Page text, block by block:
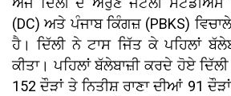
(DC) ਅਤੇ ਪੰਜਾਬ ਕਿੰਗਜ਼ (PBKS)
ਹੈ। ਦਿੱਲੀ ਨੇ ਟਾਸ ਜਿੱਤ ਕੇ ਪਹਿਲਾਂ
ਕੀਤਾ। ਪਹਿਲਾਂ ਬੱਲੇਬਾਜ਼ੀ ਕਰਦੇ ਹੋਏ
152 ਦੌੜਾਂ ਤੇ ਨਿਤੀਸ਼ ਰਾਣਾ ਦੀਆਂ 91